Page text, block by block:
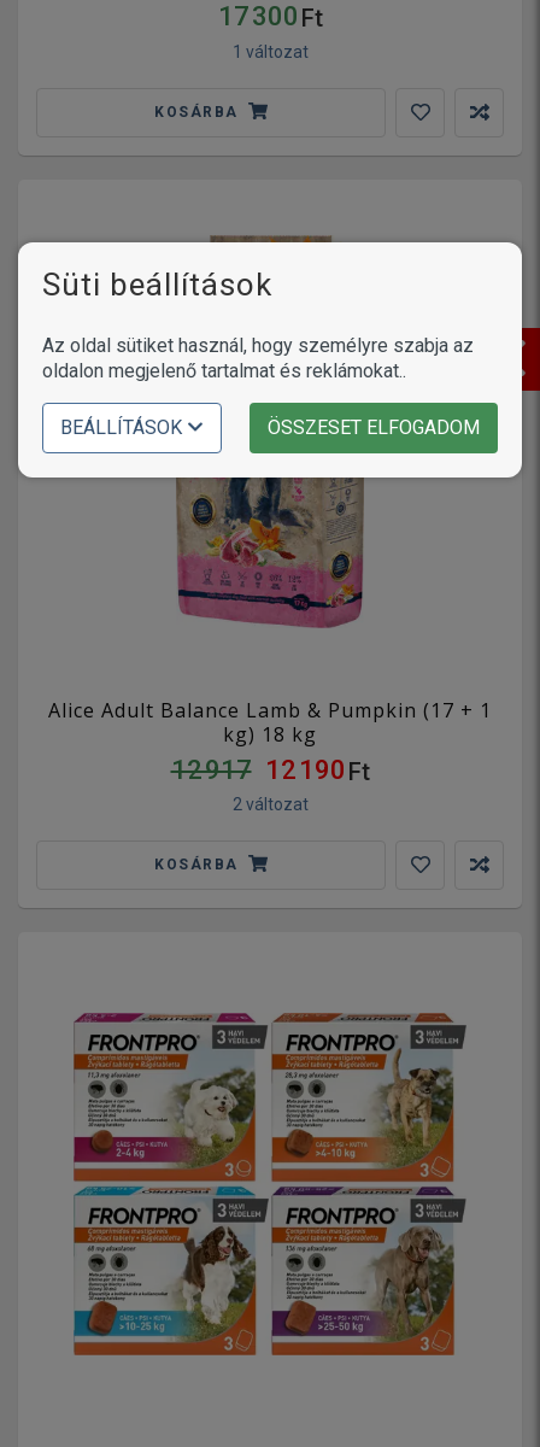
17 300 Ft
1 változat
KOSÁRBA
Alice Adult Balance Lamb & Pumpkin (17 + 1
kg) 18 kg
12 917 12 190 Ft
2 változat
KOSÁRBA
Süti beállítások
Az oldal sütiket használ, hogy személyre szabja az
oldalon megjelenő tartalmat és reklámokat..
BEÁLLÍTÁSOK ÖSSZESET ELFOGADOM